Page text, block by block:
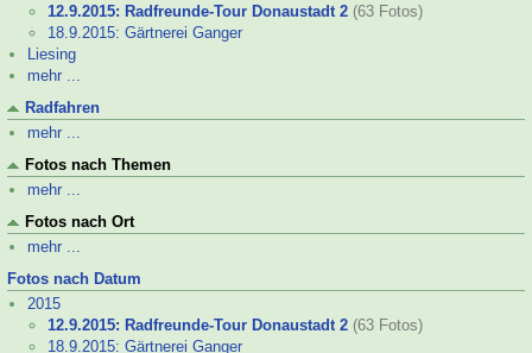
12.9.2015: Radfreunde-Tour Donaustadt 2 (63 Fotos)
18.9.2015: Gärtnerei Ganger
Liesing
mehr ...
Radfahren
mehr ...
Fotos nach Themen
mehr ...
Fotos nach Ort
mehr ...
Fotos nach Datum
2015
12.9.2015: Radfreunde-Tour Donaustadt 2 (63 Fotos)
18.9.2015: Gärtnerei Ganger